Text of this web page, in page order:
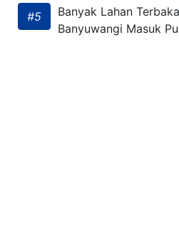
#5
Banyak Lahan
Banyuwangi Masuk